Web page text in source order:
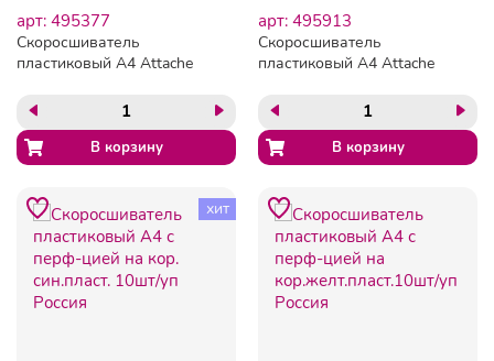
арт: 495377
Скоросшиватель
пластиковый A4 Attache
арт: 495913
Скоросшиватель
пластиковый A4 Attache
хит